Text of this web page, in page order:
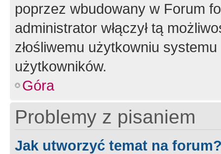
poprzez wbudowany w Forum
administrator włączył tą
złośliwemu użytkowniu
użytkowników.
Góra
Problemy z pisaniem
Jak utworzyć temat na